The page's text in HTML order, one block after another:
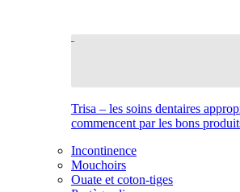
Trisa – les soins dentaires
commencent par les bons
Incontinence
Mouchoirs
Ouate et coton-tiges